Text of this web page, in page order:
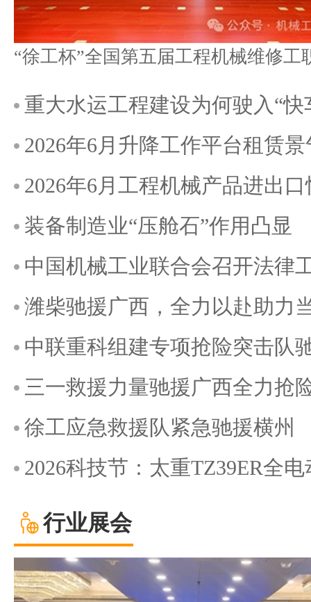
重大水运工程建设为何驶入“快
2026年6月升降工作平台租赁
2026年6月工程机械产品进出
装备制造业“压舱石”作用凸显
中国机械工业联合会召开法律
潍柴驰援广西，全力以赴助力
中联重科组建专项抢险突击队
三一救援力量驰援广西全力抢
徐工应急救援队紧急驰援横州
2026科技节：太重TZ39ER全
行业展会